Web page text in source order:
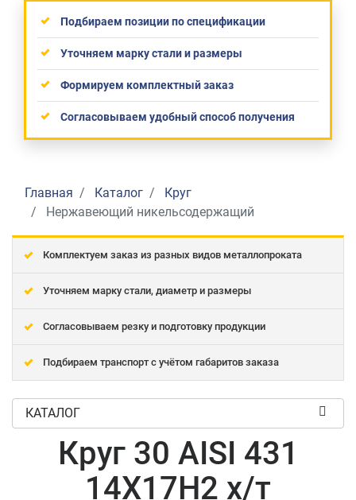
Подбираем позиции по спецификации
Уточняем марку стали и размеры
Формируем комплектный заказ
Согласовываем удобный способ получения
Главная Каталог
Круг
Нержавеющий никельсодержащий
Комплектуем заказ из разных видов металлопроката
Уточняем марку стали, диаметр и размеры
Согласовываем резку и подготовку продукции
Подбираем транспорт с учётом габаритов заказа
КАТАЛОГ
Круг 30 AISI 431
14Х17Н2 х/т